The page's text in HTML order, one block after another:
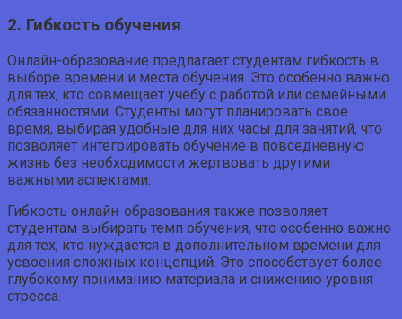
2. Гибкость обучения
Онлайн-образование предлагает студентам гибкость в
выборе времени и места обучения. Это особенно важно
для тех, кто совмещает учебу с работой или семейными
обязанностями. Студенты могут планировать свое
время, выбирая удобные для них часы для занятий, что
позволяет интегрировать обучение в повседневную
жизнь без необходимости жертвовать другими
важными аспектами.
Гибкость онлайн-образования также позволяет
студентам выбирать темп обучения, что особенно важно
для тех, кто нуждается в дополнительном времени для
усвоения сложных концепций. Это способствует более
глубокому пониманию материала и снижению уровня
стресса.